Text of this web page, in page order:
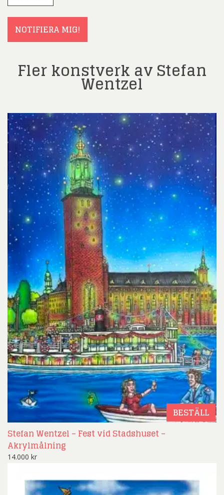
NOTIFIERA MIG!
Fler konstverk av Stefan
Wentzel
BESTÄLL
Stefan Wentzel – Fest vid Stadshuset –
Akrylmålning
14.000 kr